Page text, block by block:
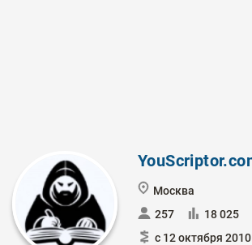
Москва
257
18 025
с 12 октября 2010